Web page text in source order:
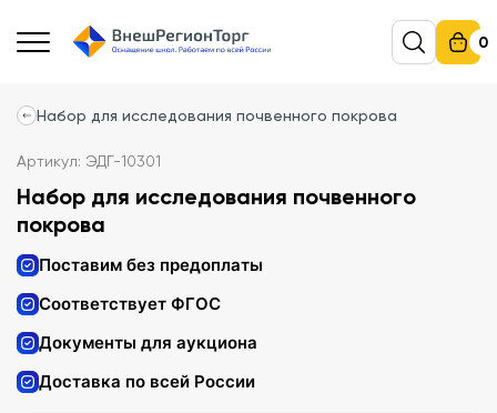
0
Набор для исследования почвенного покрова
Артикул: ЭДГ-10301
Набор для исследования почвенного
покрова
Поставим без предоплаты
Соответствует ФГОС
Документы для аукциона
Доставка по всей России